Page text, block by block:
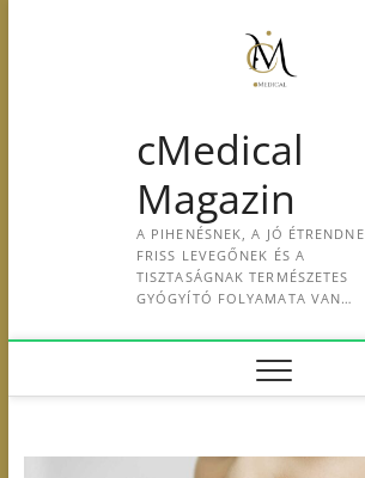
cMedical
Magazin
A PIHENÉSNEK, A JÓ
FRISS LEVEGŐNEK ÉS A
TISZTASÁGNAK TERMÉSZETES
GYÓGYÍTÓ FOLYAMATA VAN…